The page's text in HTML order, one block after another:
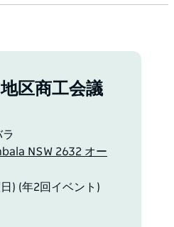
区商工会議
NSW 2632 オー
) (年2回イベント)